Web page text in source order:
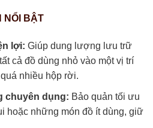
NỔI BẬT
lợi: Giúp dung lượng lưu trữ
cả đồ dùng nhỏ vào một vị trí
nhiều hộp rời.
chuyên dụng: Bảo quản tối ưu
hoặc những món đồ ít dùng, giữ